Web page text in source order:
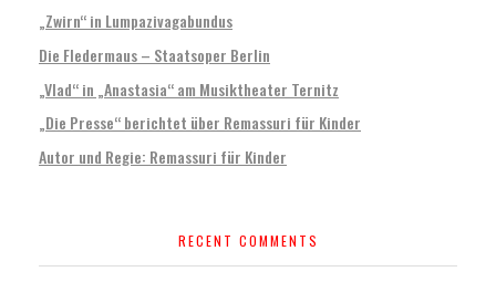
„Zwirn“ in Lumpazivagabundus
Die Fledermaus – Staatsoper Berlin
„Vlad“ in „Anastasia“ am Musiktheater Ternitz
„Die Presse“ berichtet über Remassuri für Kinder
Autor und Regie: Remassuri für Kinder
RECENT COMMENTS